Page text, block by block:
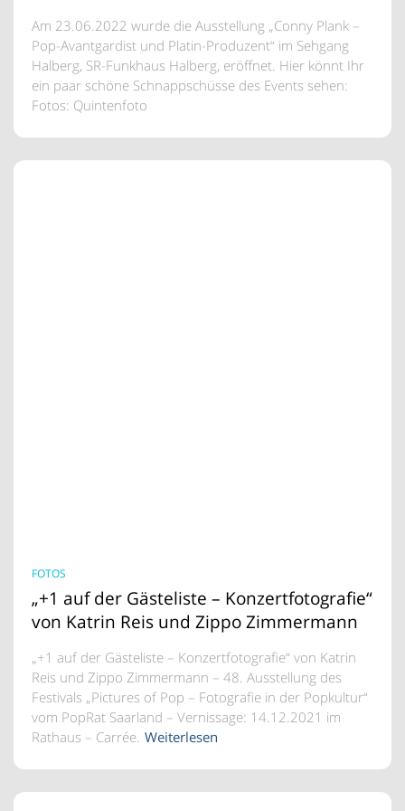
Am 23.06.2022 wurde die Ausstellung „Conny Plank –
Pop-Avantgardist und Platin-Produzent“ im Sehgang
Halberg, SR-Funkhaus Halberg, eröffnet. Hier könnt Ihr
ein paar schöne Schnappschüsse des Events sehen:
Fotos: Quintenfoto
FOTOS
„+1 auf der Gästeliste – Konzertfotografie“
von Katrin Reis und Zippo Zimmermann
„+1 auf der Gästeliste – Konzertfotografie“ von Katrin
Reis und Zippo Zimmermann – 48. Ausstellung des
Festivals „Pictures of Pop – Fotografie in der Popkultur“
vom PopRat Saarland – Vernissage: 14.12.2021 im
Rathaus – Carrée. Weiterlesen